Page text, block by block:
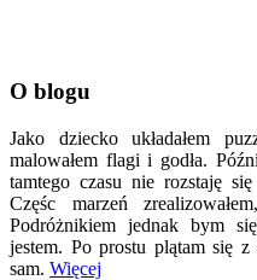
O blogu
Jako dziecko układałem
malowałem flagi i godła.
tamtego czasu nie rozstaję
Częśc marzeń
Podróżnikiem jednak bym
jestem. Po prostu plątam się
sam. Więcej